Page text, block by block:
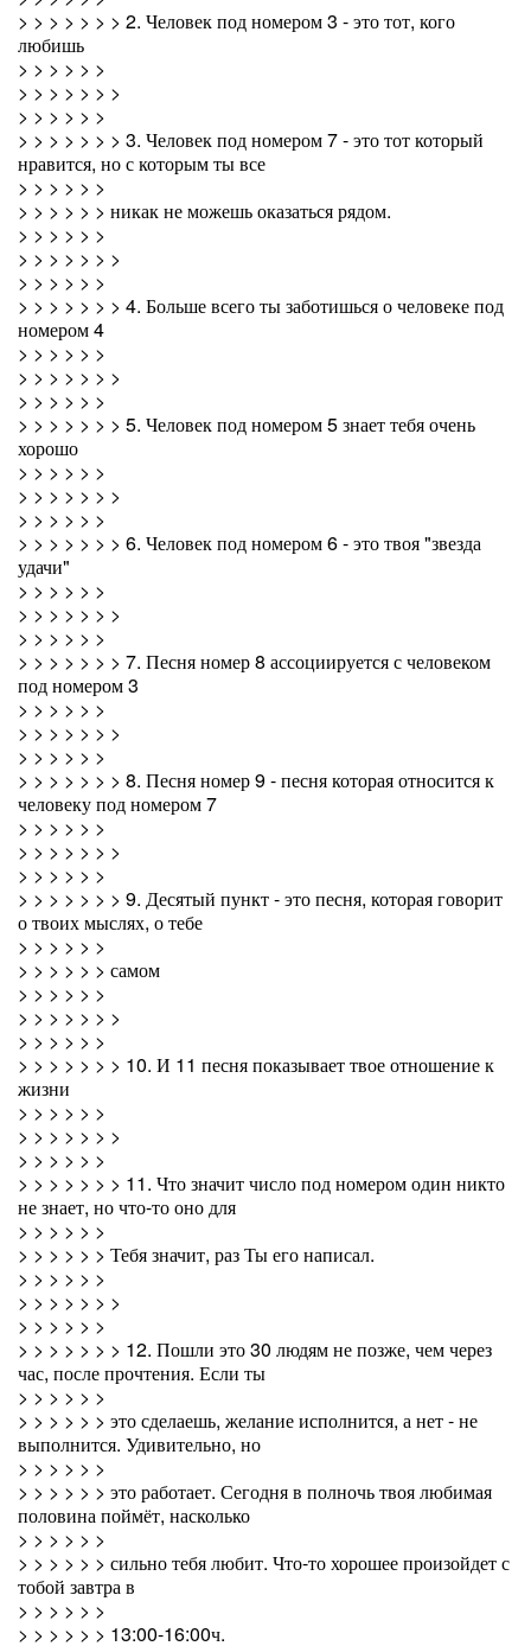
> > > > > > > 2. Человек под номером 3 - это тот, кого
любишь
> > > > > >
> > > > > > >
> > > > > >
> > > > > > > 3. Человек под номером 7 - это тот который
нравится, но с которым ты все
> > > > > >
> > > > > > никак не можешь оказаться рядом.
> > > > > >
> > > > > > >
> > > > > >
> > > > > > > 4. Больше всего ты заботишься о человеке под
номером 4
> > > > > >
> > > > > > >
> > > > > >
> > > > > > > 5. Человек под номером 5 знает тебя очень
хорошо
> > > > > >
> > > > > > >
> > > > > >
> > > > > > > 6. Человек под номером 6 - это твоя "звезда
удачи"
> > > > > >
> > > > > > >
> > > > > >
> > > > > > > 7. Песня номер 8 ассоциируется с человеком
под номером 3
> > > > > >
> > > > > > >
> > > > > >
> > > > > > > 8. Песня номер 9 - песня которая относится к
человеку под номером 7
> > > > > >
> > > > > > >
> > > > > >
> > > > > > > 9. Десятый пункт - это песня, которая говорит
о твоих мыслях, о тебе
> > > > > >
> > > > > > самом
> > > > > >
> > > > > > >
> > > > > >
> > > > > > > 10. И 11 песня показывает твое отношение к
жизни
> > > > > >
> > > > > > >
> > > > > >
> > > > > > > 11. Что значит число под номером один никто
не знает, но что-то оно для
> > > > > >
> > > > > > Тебя значит, раз Ты его написал.
> > > > > >
> > > > > > >
> > > > > >
> > > > > > > 12. Пошли это 30 людям не позже, чем через
час, после прочтения. Если ты
> > > > > >
> > > > > > это сделаешь, желание исполнится, а нет - не
выполнится. Удивительно, но
> > > > > >
> > > > > > это работает. Сегодня в полночь твоя любимая
половина поймёт, насколько
> > > > > >
> > > > > > сильно тебя любит. Что-то хорошее произойдет с
тобой завтра в
> > > > > >
> > > > > > 13:00-16:00ч.